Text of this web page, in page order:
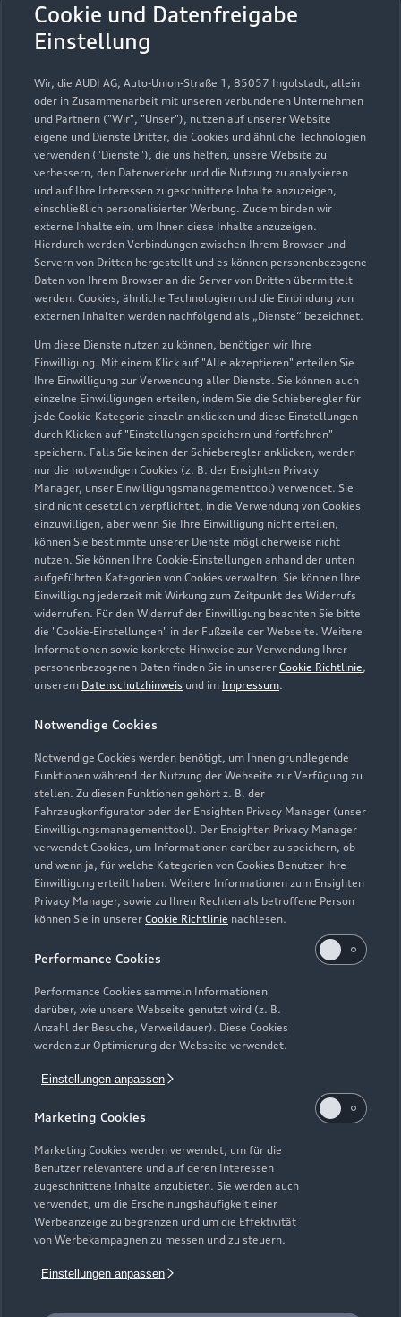
Cookie und Datenfreigabe
Einstellung
Wir, die AUDI AG, Auto-Union-Straße 1, 85057 Ingolstadt, allein
oder in Zusammenarbeit mit unseren verbundenen Unternehmen
und Partnern ("Wir", "Unser"), nutzen auf unserer Website
eigene und Dienste Dritter, die Cookies und ähnliche Technologien
verwenden ("Dienste"), die uns helfen, unsere Website zu
verbessern, den Datenverkehr und die Nutzung zu analysieren
und auf Ihre Interessen zugeschnittene Inhalte anzuzeigen,
einschließlich personalisierter Werbung. Zudem binden wir
externe Inhalte ein, um Ihnen diese Inhalte anzuzeigen.
Hierdurch werden Verbindungen zwischen Ihrem Browser und
Servern von Dritten hergestellt und es können personenbezogene
Daten von Ihrem Browser an die Server von Dritten übermittelt
werden. Cookies, ähnliche Technologien und die Einbindung von
externen Inhalten werden nachfolgend als „Dienste“ bezeichnet.
Um diese Dienste nutzen zu können, benötigen wir Ihre
Einwilligung. Mit einem Klick auf "Alle akzeptieren" erteilen Sie
Ihre Einwilligung zur Verwendung aller Dienste. Sie können auch
einzelne Einwilligungen erteilen, indem Sie die Schieberegler für
jede Cookie-Kategorie einzeln anklicken und diese Einstellungen
durch Klicken auf "Einstellungen speichern und fortfahren"
speichern. Falls Sie keinen der Schieberegler anklicken, werden
nur die notwendigen Cookies (z. B. der Ensighten Privacy
Manager, unser Einwilligungsmanagementtool) verwendet. Sie
sind nicht gesetzlich verpflichtet, in die Verwendung von Cookies
einzuwilligen, aber wenn Sie Ihre Einwilligung nicht erteilen,
können Sie bestimmte unserer Dienste möglicherweise nicht
nutzen. Sie können Ihre Cookie-Einstellungen anhand der unten
aufgeführten Kategorien von Cookies verwalten. Sie können Ihre
Einwilligung jederzeit mit Wirkung zum Zeitpunkt des Widerrufs
widerrufen. Für den Widerruf der Einwilligung beachten Sie bitte
die "Cookie-Einstellungen" in der Fußzeile der Webseite. Weitere
Informationen sowie konkrete Hinweise zur Verwendung Ihrer
personenbezogenen Daten finden Sie in unserer Cookie Richtlinie,
unserem Datenschutzhinweis und im Impressum.
Notwendige Cookies
Notwendige Cookies werden benötigt, um Ihnen grundlegende
Funktionen während der Nutzung der Webseite zur Verfügung zu
stellen. Zu diesen Funktionen gehört z. B. der
Fahrzeugkonfigurator oder der Ensighten Privacy Manager (unser
Einwilligungsmanagementtool). Der Ensighten Privacy Manager
verwendet Cookies, um Informationen darüber zu speichern, ob
und wenn ja, für welche Kategorien von Cookies Benutzer ihre
Einwilligung erteilt haben. Weitere Informationen zum Ensighten
Privacy Manager, sowie zu Ihren Rechten als betroffene Person
können Sie in unserer Cookie Richtlinie nachlesen.
Performance Cookies
Performance Cookies sammeln Informationen
darüber, wie unsere Webseite genutzt wird (z. B.
Anzahl der Besuche, Verweildauer). Diese Cookies
werden zur Optimierung der Webseite verwendet.
Einstellungen anpassen
Marketing Cookies
Marketing Cookies werden verwendet, um für die
Benutzer relevantere und auf deren Interessen
zugeschnittene Inhalte anzubieten. Sie werden auch
verwendet, um die Erscheinungshäufigkeit einer
Werbeanzeige zu begrenzen und um die Effektivität
von Werbekampagnen zu messen und zu steuern.
Einstellungen anpassen
Zurück nach oben
Modelle
Elektromodelle
Plug-in-Hybride
Neuwagensuche
Gebrauchtwagensuche
Geschäftskunden
Service & Zubehör
Saisonale Angebote
Audi Services
Garantie
Audi digital services
myAudi
Support
Audi Code
Häufige Fragen (FAQ)
Audi Online Beratung
Online-Terminvereinbarung
Servicekontakt
Über Audi
Unternehmen
Karriere
Investor Relations
© 2026 AUDI AG. Alle Rechte vorbehalten
Impressum Rechtliches